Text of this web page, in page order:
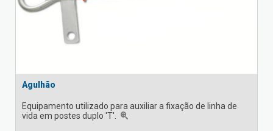
Agulhão
Equipamento utilizado para auxiliar a fixação de linha de
vida em postes duplo 'T'.